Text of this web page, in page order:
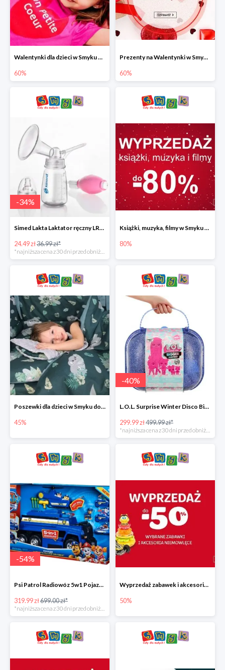
Walentynki dla dzieci w Smyku do -60%
60%
Prezenty na Walentynki w Smyku do -60%
60%
-34%
Simed Lakta Laktator ręczny LR-8 -34%
24.49 zł36.99 zł*
*najniższa cena z 30 dni przed obniżką
Książki, muzyka, filmy w Smyku do -80%
80%
Poszewki dla dzieci w Smyku do -45%
45%
-40%
L.O.L. Surprise Winter Disco Bigger Surprise Zestaw laleczek w walizce -40%
299.99 zł499.99 zł*
-54%
Psi Patrol Radiowóz 5w1 Pojazd ratunkowy z figurką Chase'a
319.99 zł699.00 zł*
Wyprzedaż zabawek i akcesoriów niemowlęcych w Smyku do -50%
50%